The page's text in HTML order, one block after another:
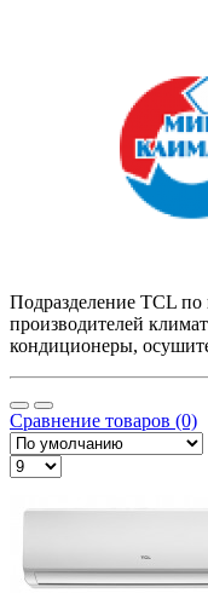
Подразделение TCL по
производителей
кондиционеры,
Сравнение товаров (0)